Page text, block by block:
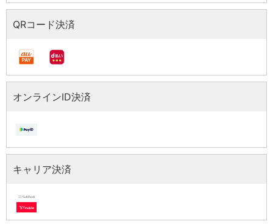
決済情報（QRコード決済）
QRコード決済
決済情報（オンラインID決済）
オンラインID決済
決済情報（キャリア決済）
キャリア決済